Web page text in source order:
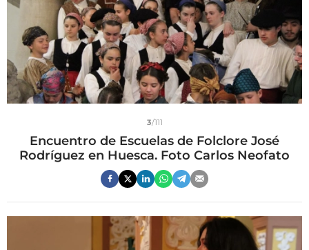
3/111
Encuentro de Escuelas de Folclore José
Rodríguez en Huesca. Foto Carlos Neofato